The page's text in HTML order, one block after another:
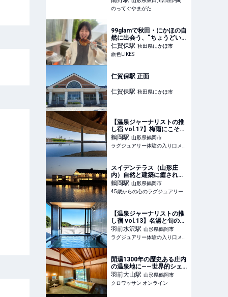
のってぐやまがた
99glamで秋田・にかほの自
然に出会う、“ちょうどい
い”グランピング
仁賀保駅 秋田県にかほ市
旅色LIKES
仁賀保駅 正面
仁賀保駅 秋田県にかほ市
【温泉ジャーナリストの推
し宿 vol.17】梅雨にこそ訪
れたい！水田に浮かぶ湯宿
で晴耕雨読を満喫する「ス
イデンテラス」
鶴岡駅 山形県鶴岡市
ラグジュアリー体験の入り口メディア
スイデンテラス（山形庄
内）自然と建築に癒され
る、静かな滞在時間
鶴岡駅 山形県鶴岡市
45歳からの心のラグジュアリーメディア
【温泉ジャーナリストの推
し宿 vol.13】名湯と旬の味
覚に癒される！３つの貸切
風呂を完備した「九兵衛別
館 珠玉や」
羽前水沢駅 山形県鶴岡市
ラグジュアリー体験の入り口メディア
開湯1300年の歴史ある庄内
の温泉地に——世界的シェ
フのオーベルジュが誕生 |
カルチャー | クロワッサン
オンライン
羽前大山駅 山形県鶴岡市
クロワッサン オンライン